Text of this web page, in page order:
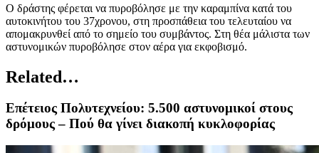
Ο δράστης φέρεται να πυροβόλησε με την καραμπίνα κατά του
αυτοκινήτου του 37χρονου, στη προσπάθεια του τελευταίου να
απομακρυνθεί από το σημείο του συμβάντος. Στη θέα μάλιστα των
αστυνομικών πυροβόλησε στον αέρα για εκφοβισμό.
Related…
Επέτειος Πολυτεχνείου: 5.500 αστυνομικοί στους
δρόμους – Πού θα γίνει διακοπή κυκλοφορίας